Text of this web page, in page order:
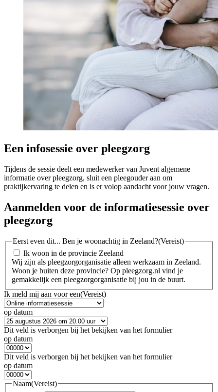
Een infosessie over pleegzorg
Tijdens de sessie deelt een medewerker van Juvent algemene
informatie over pleegzorg, sluit een pleegouder aan om
praktijkervaring te delen en is er volop aandacht voor jouw vragen.
Aanmelden voor de informatiesessie over
pleegzorg
Eerst even dit... Ben je woonachtig in Zeeland?(Vereist)
Ik woon in de provincie Zeeland
Wij zijn als pleegzorgorganisatie alleen werkzaam in Zeeland.
Woon je buiten deze provincie? Op pleegzorg.nl vind je
gemakkelijk een pleegzorgorganisatie bij jou in de buurt.
Ik meld mij aan voor een(Vereist)
op datum
Dit veld is verborgen bij het bekijken van het formulier
op datum
Dit veld is verborgen bij het bekijken van het formulier
op datum
Naam(Vereist)